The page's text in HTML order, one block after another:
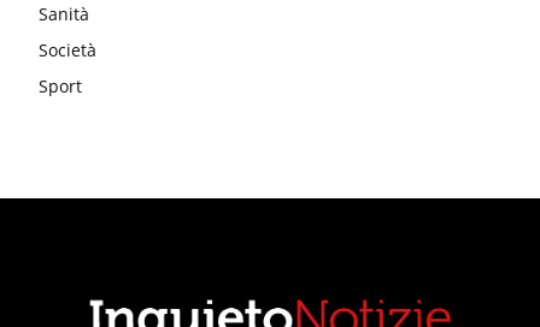
Sanità
Società
Sport